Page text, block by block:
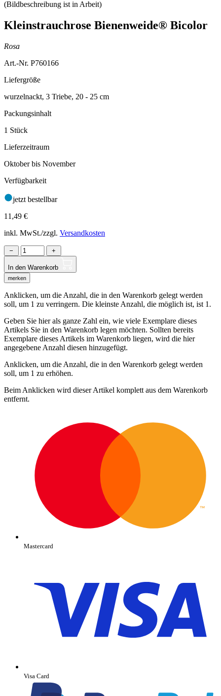
Kleinstrauchrose Bienenweide® Bicolor
Rosa
Art.-Nr. P760166
Liefergröße
wurzelnackt, 3 Triebe, 20 - 25 cm
Packungsinhalt
1 Stück
Lieferzeitraum
Oktober bis November
Verfügbarkeit
jetzt bestellbar
11,49 €
inkl. MwSt./zzgl. Versandkosten
− +
In den Warenkorb
merken
Anklicken, um die Anzahl, die in den Warenkorb gelegt werden
soll, um 1 zu verringern. Die kleinste Anzahl, die möglich ist, ist 1.
Geben Sie hier als ganze Zahl ein, wie viele Exemplare dieses
Artikels Sie in den Warenkorb legen möchten. Sollten bereits
Exemplare dieses Artikels im Warenkorb liegen, wird die hier
angegebene Anzahl diesen hinzugefügt.
Anklicken, um die Anzahl, die in den Warenkorb gelegt werden
soll, um 1 zu erhöhen.
Beim Anklicken wird dieser Artikel komplett aus dem Warenkorb
entfernt.
Mastercard
Visa Card